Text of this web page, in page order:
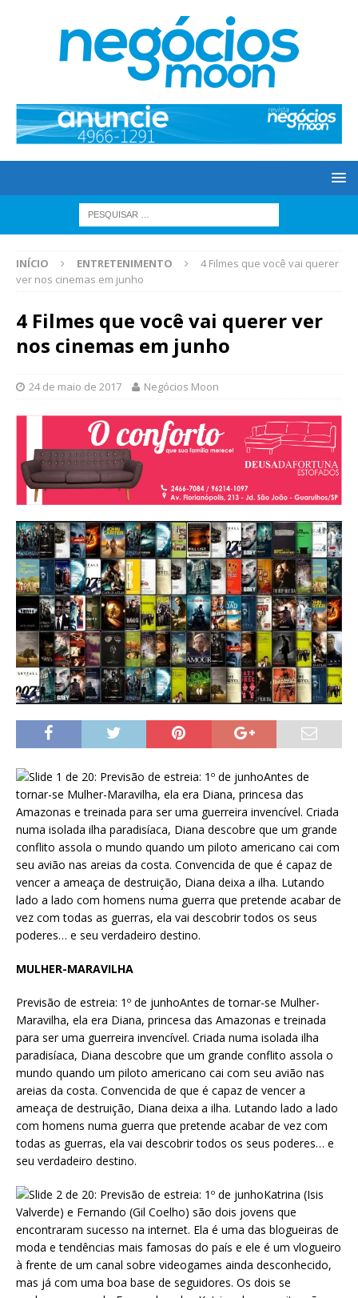
INÍCIO ENTRETENIMENTO
4 Filmes que você vai querer
ver nos cinemas em junho
4 Filmes que você vai querer ver
nos cinemas em junho
24 de maio de 2017 Negócios Moon
MULHER-MARAVILHA
Previsão de estreia: 1º de junhoAntes de tornar-se Mulher-
Maravilha, ela era Diana, princesa das Amazonas e treinada
para ser uma guerreira invencível. Criada numa isolada ilha
paradisíaca, Diana descobre que um grande conflito assola o
mundo quando um piloto americano cai com seu avião nas
areias da costa. Convencida de que é capaz de vencer a
ameaça de destruição, Diana deixa a ilha. Lutando lado a lado
com homens numa guerra que pretende acabar de vez com
todas as guerras, ela vai descobrir todos os seus poderes… e
seu verdadeiro destino.